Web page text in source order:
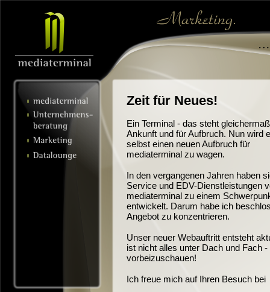
Zeit für Neues!
Ein Terminal - das steht
Ankunft und für Aufbruch. Nun wird
selbst einen neuen Aufbruch für
mediaterminal zu wagen.
In den vergangenen Jahren haben
Service und EDV-Dienstleistungen
mediaterminal zu einem
entwickelt. Darum habe ich
Angebot zu konzentrieren.
Unser neuer Webauftritt entsteht
ist nicht alles unter Dach und Fach
vorbeizuschauen!
Ich freue mich auf Ihren Besuch bei